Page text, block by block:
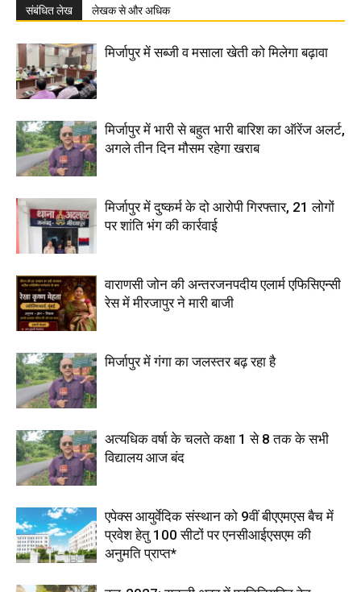
संबंधित लेख लेखक से और अधिक
मिर्जापुर में सब्जी व मसाला खेती को मिलेगा बढ़ावा
मिर्जापुर में भारी से बहुत भारी बारिश का ऑरेंज अलर्ट,
अगले तीन दिन मौसम रहेगा खराब
मिर्जापुर में दुष्कर्म के दो आरोपी गिरफ्तार, 21 लोगों
पर शांति भंग की कार्रवाई
वाराणसी जोन की अन्तरजनपदीय एलार्म एफिसिएन्सी
रेस में मीरजापुर ने मारी बाजी
मिर्जापुर में गंगा का जलस्तर बढ़ रहा है
अत्यधिक वर्षा के चलते कक्षा 1 से 8 तक के सभी
विद्यालय आज बंद
एपेक्स आयुर्वेदिक संस्थान को 9वीं बीएएमएस बैच में
प्रवेश हेतु 100 सीटों पर एनसीआईएसएम की
अनुमति प्राप्त*